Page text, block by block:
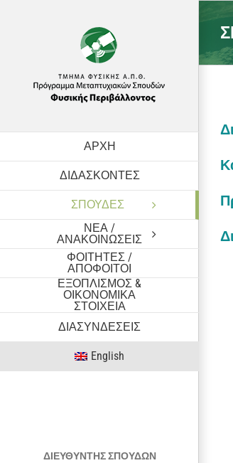
ΑΡΧΗ
ΔΙΔΑΣΚΟΝΤΕΣ
ΣΠΟΥΔΕΣ
ΝΕΑ /
ΑΝΑΚΟΙΝΩΣΕΙΣ
ΦΟΙΤΗΤΕΣ /
ΑΠΟΦΟΙΤΟΙ
ΕΞΟΠΛΙΣΜΟΣ &
ΟΙΚΟΝΟΜΙΚΑ
ΣΤΟΙΧΕΙΑ
ΔΙΑΣΥΝΔΕΣΕΙΣ
English
ΔΙΕΥΘΥΝΤΗΣ ΣΠΟΥΔΩΝ